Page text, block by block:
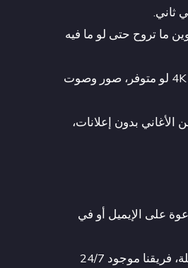
ثاني.
ما تروح حتى لو ما فيه
جودة عالية: عرض بدقة عالية يوصل حتى 4K لو متوفر، صور وصوت
بدون إعلانات،
على الإيميل أو في
دعم بالعربي: أي استفسار أو مشكلة، فريقنا موجود 24/7